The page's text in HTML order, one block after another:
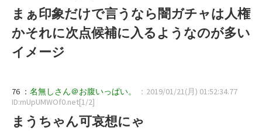
まぁ印象だけで言うなら闇ガチャは人権
かそれに次点候補に入るようなのが多い
イメージ
76 ： 名無しさん＠お腹いっぱい。
：2019/01/21(月) 01:52:34.77
ID:mUpUMWOf0.net[1/2]
まうちゃん可哀想にゃ